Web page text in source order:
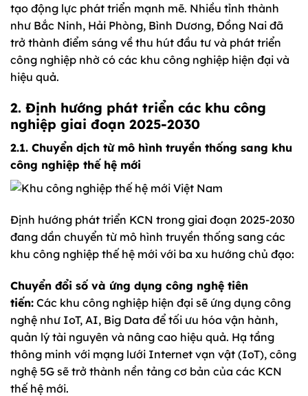
tạo động lực phát triển mạnh mẽ. Nhiều tỉnh thành
như Bắc Ninh, Hải Phòng, Bình Dương, Đồng Nai đã
trở thành điểm sáng về thu hút đầu tư và phát triển
công nghiệp nhờ có các khu công nghiệp hiện đại và
hiệu quả.
2. Định hướng phát triển các khu công
nghiệp giai đoạn 2025-2030
2.1. Chuyển dịch từ mô hình truyền thống sang khu
công nghiệp thế hệ mới
Định hướng phát triển KCN trong giai đoạn 2025-2030
đang dần chuyển từ mô hình truyền thống sang các
khu công nghiệp thế hệ mới với ba xu hướng chủ đạo:
Chuyển đổi số và ứng dụng công nghệ tiên
tiến: Các khu công nghiệp hiện đại sẽ ứng dụng công
nghệ như IoT, AI, Big Data để tối ưu hóa vận hành,
quản lý tài nguyên và nâng cao hiệu quả. Hạ tầng
thông minh với mạng lưới Internet vạn vật (IoT), công
nghệ 5G sẽ trở thành nền tảng cơ bản của các KCN
thế hệ mới.